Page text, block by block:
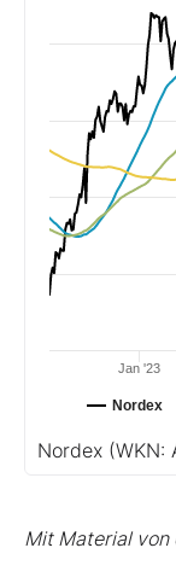
Nordex
Jan '23
Nordex (WKN:
Mit Material